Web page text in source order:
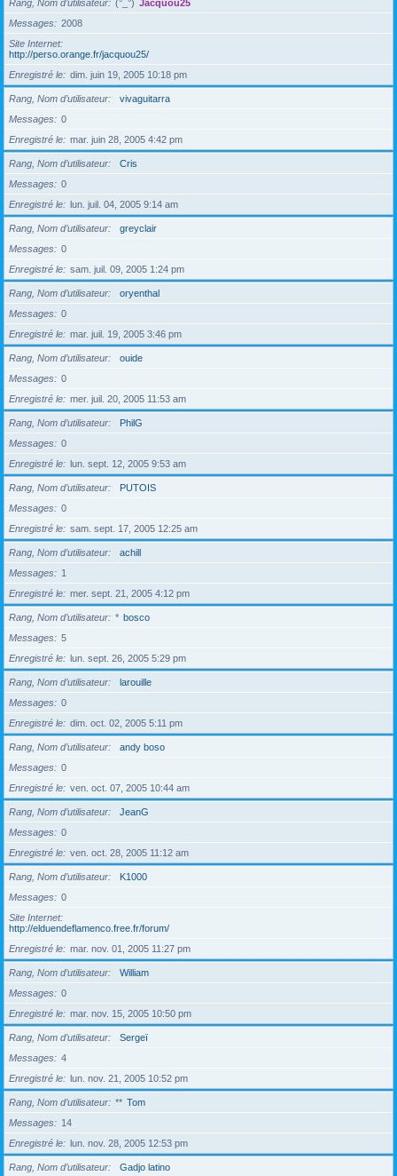
Rang, Nom d’utilisateur (°_°) Jacquou25
Messages
2008
Site Internet
http://perso.orange.fr/jacquou25/
Enregistré le
dim. juin 19, 2005 10:18 pm
Rang, Nom d’utilisateur
vivaguitarra
Messages
0
Enregistré le
mar. juin 28, 2005 4:42 pm
Rang, Nom d’utilisateur
Cris
Messages
0
Enregistré le
lun. juil. 04, 2005 9:14 am
Rang, Nom d’utilisateur
greyclair
Messages
0
Enregistré le
sam. juil. 09, 2005 1:24 pm
Rang, Nom d’utilisateur
oryenthal
Messages
0
Enregistré le
mar. juil. 19, 2005 3:46 pm
Rang, Nom d’utilisateur
ouide
Messages
0
Enregistré le
mer. juil. 20, 2005 11:53 am
Rang, Nom d’utilisateur
PhilG
Messages
0
Enregistré le
lun. sept. 12, 2005 9:53 am
Rang, Nom d’utilisateur
PUTOIS
Messages
0
Enregistré le
sam. sept. 17, 2005 12:25 am
Rang, Nom d’utilisateur
achill
Messages
1
Enregistré le
mer. sept. 21, 2005 4:12 pm
Rang, Nom d’utilisateur * bosco
Messages
5
Enregistré le
lun. sept. 26, 2005 5:29 pm
Rang, Nom d’utilisateur
larouille
Messages
0
Enregistré le
dim. oct. 02, 2005 5:11 pm
Rang, Nom d’utilisateur
andy boso
Messages
0
Enregistré le
ven. oct. 07, 2005 10:44 am
Rang, Nom d’utilisateur
JeanG
Messages
0
Enregistré le
ven. oct. 28, 2005 11:12 am
Rang, Nom d’utilisateur
K1000
Messages
0
Site Internet
http://elduendeflamenco.free.fr/forum/
Enregistré le
mar. nov. 01, 2005 11:27 pm
Rang, Nom d’utilisateur
William
Messages
0
Enregistré le
mar. nov. 15, 2005 10:50 pm
Rang, Nom d’utilisateur
Sergeï
Messages
4
Enregistré le
lun. nov. 21, 2005 10:52 pm
Rang, Nom d’utilisateur ** Tom
Messages
14
Enregistré le
lun. nov. 28, 2005 12:53 pm
Rang, Nom d’utilisateur
Gadjo latino